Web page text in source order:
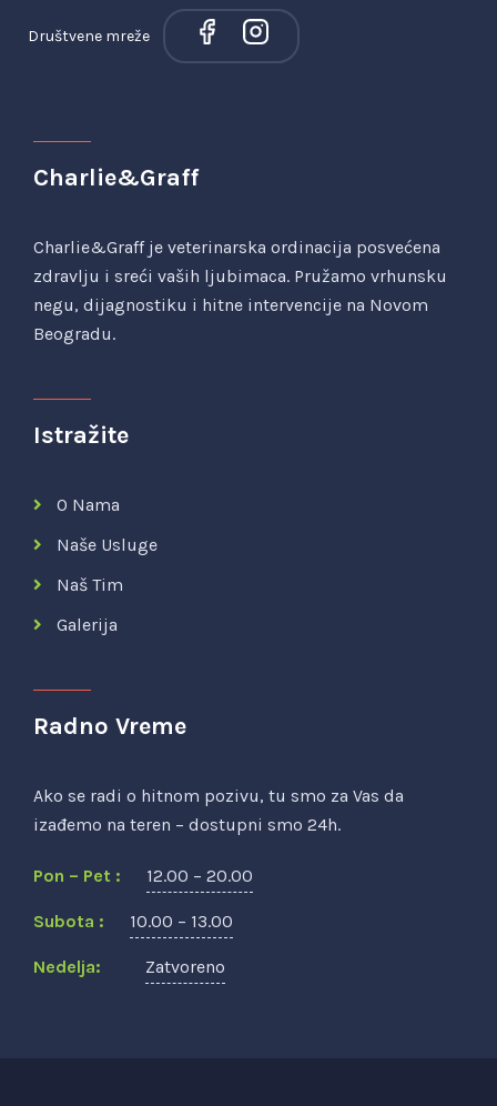
Društvene mreže
Charlie&Graff
Charlie&Graff je veterinarska ordinacija posvećena
zdravlju i sreći vaših ljubimaca. Pružamo vrhunsku
negu, dijagnostiku i hitne intervencije na Novom
Beogradu.
Istražite
O Nama
Naše Usluge
Naš Tim
Galerija
Radno Vreme
Ako se radi o hitnom pozivu, tu smo za Vas da
izađemo na teren – dostupni smo 24h.
Pon – Pet : 12.00 – 20.00
Subota : 10.00 – 13.00
Nedelja: Zatvoreno